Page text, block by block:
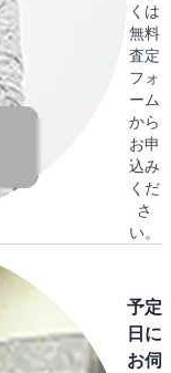
くは
無料
査定
フォ
ーム
から
お申
込み
くだ
さ
い。
予定
日に
お伺